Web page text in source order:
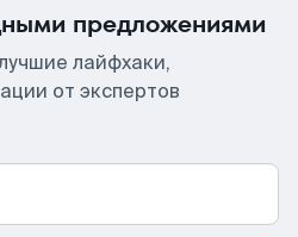
предложениями
лайфхаки,
от экспертов